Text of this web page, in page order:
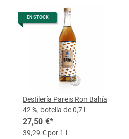
EN STOCK
Destilería Pareis Ron Bahía
42 %, botella de 0,7 l
27,50 €*
39,29 € por 1 l